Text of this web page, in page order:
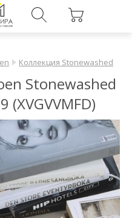
Коллекция Stonewashed
Stonewashed